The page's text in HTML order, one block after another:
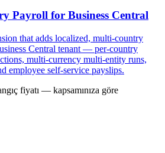
Payroll for Business Central
that adds localized, multi-country
Central tenant — per-country
multi-currency multi-entity runs,
employee self-service payslips.
fiyatı — kapsamınıza göre